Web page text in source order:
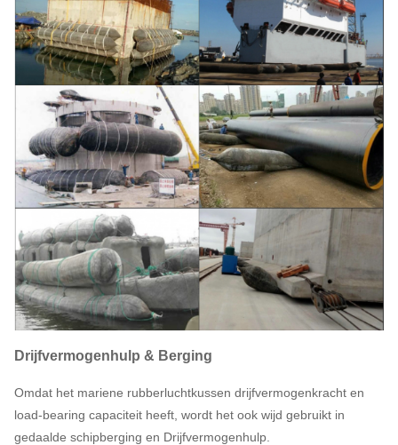
Drijfvermogenhulp & Berging
Omdat het mariene rubberluchtkussen drijfvermogenkracht en
load-bearing capaciteit heeft, wordt het ook wijd gebruikt in
gedaalde schipberging en Drijfvermogenhulp.